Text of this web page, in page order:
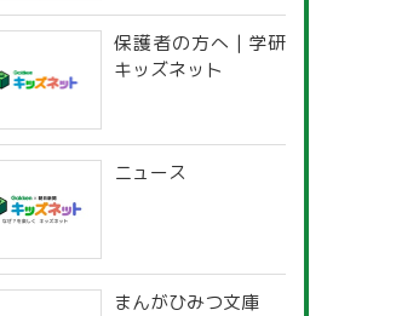
探究ガイド
保護者の方へ | 学研
キッズネット
ニュース
まんがひみつ文庫